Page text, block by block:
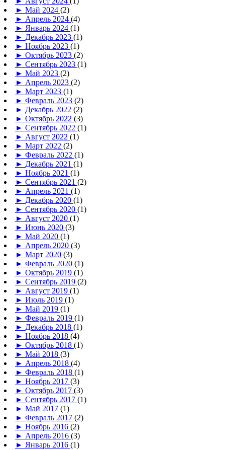
► Май 2024 (2)
► Апрель 2024 (4)
► Январь 2024 (1)
► Декабрь 2023 (1)
► Ноябрь 2023 (1)
► Октябрь 2023 (2)
► Сентябрь 2023 (1)
► Май 2023 (2)
► Апрель 2023 (2)
► Март 2023 (1)
► Февраль 2023 (2)
► Декабрь 2022 (2)
► Октябрь 2022 (3)
► Сентябрь 2022 (1)
► Август 2022 (1)
► Март 2022 (2)
► Февраль 2022 (1)
► Декабрь 2021 (1)
► Ноябрь 2021 (1)
► Сентябрь 2021 (2)
► Апрель 2021 (1)
► Декабрь 2020 (1)
► Сентябрь 2020 (1)
► Август 2020 (1)
► Июнь 2020 (3)
► Май 2020 (1)
► Апрель 2020 (3)
► Март 2020 (3)
► Февраль 2020 (1)
► Октябрь 2019 (1)
► Сентябрь 2019 (2)
► Август 2019 (1)
► Июль 2019 (1)
► Май 2019 (1)
► Февраль 2019 (1)
► Декабрь 2018 (1)
► Ноябрь 2018 (4)
► Октябрь 2018 (1)
► Май 2018 (3)
► Апрель 2018 (4)
► Февраль 2018 (1)
► Ноябрь 2017 (3)
► Октябрь 2017 (3)
► Сентябрь 2017 (1)
► Май 2017 (1)
► Февраль 2017 (2)
► Ноябрь 2016 (2)
► Апрель 2016 (3)
► Январь 2016 (1)